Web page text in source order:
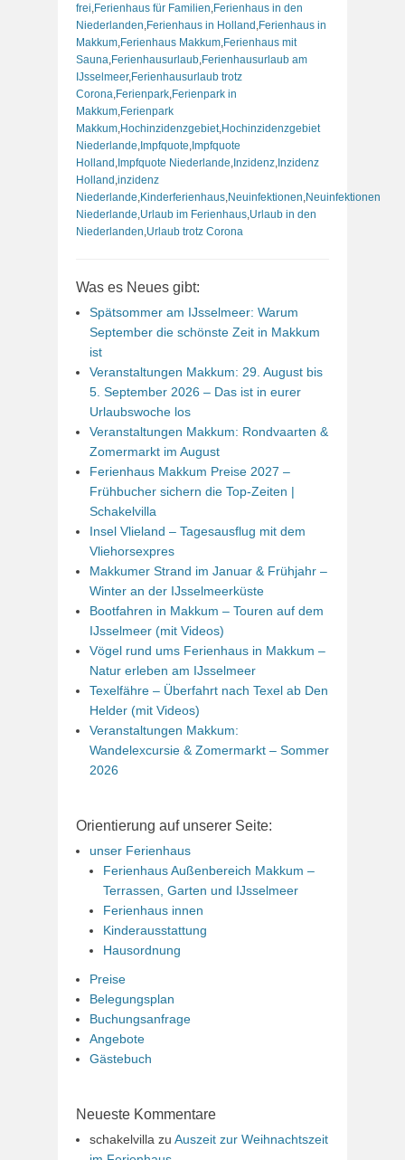
frei Ferienhaus für Familien Ferienhaus in den
Niederlanden Ferienhaus in Holland Ferienhaus in
Makkum Ferienhaus Makkum Ferienhaus mit
Sauna Ferienhausurlaub Ferienhausurlaub am
IJsselmeer, Ferienhausurlaub trotz
Corona Ferienpark Ferienpark in
Makkum Ferienpark
Makkum Hochinzidenzgebiet, Hochinzidenzgebiet
Niederlande Impfquote Impfquote
Holland Impfquote Niederlande Inzidenz Inzidenz
Holland inzidenz
Niederlande Kinderferienhaus Neuinfektionen Neuinfektionen
Niederlande Urlaub im Ferienhaus Urlaub in den
Niederlanden Urlaub trotz Corona
Was es Neues gibt:
Spätsommer am IJsselmeer: Warum
September die schönste Zeit in Makkum
ist
Veranstaltungen Makkum: 29. August bis
5. September 2026 – Das ist in eurer
Urlaubswoche los
Veranstaltungen Makkum: Rondvaarten &
Zomermarkt im August
Ferienhaus Makkum Preise 2027 –
Frühbucher sichern die Top-Zeiten |
Schakelvilla
Insel Vlieland – Tagesausflug mit dem
Vliehorsexpres
Makkumer Strand im Januar & Frühjahr –
Winter an der IJsselmeerküste
Bootfahren in Makkum – Touren auf dem
IJsselmeer (mit Videos)
Vögel rund ums Ferienhaus in Makkum –
Natur erleben am IJsselmeer
Texelfähre – Überfahrt nach Texel ab Den
Helder (mit Videos)
Veranstaltungen Makkum:
Wandelexcursie & Zomermarkt – Sommer
2026
Orientierung auf unserer Seite:
unser Ferienhaus
Ferienhaus Außenbereich Makkum –
Terrassen, Garten und IJsselmeer
Ferienhaus innen
Kinderausstattung
Hausordnung
Preise
Belegungsplan
Buchungsanfrage
Angebote
Gästebuch
Neueste Kommentare
schakelvilla zu Auszeit zur Weihnachtszeit